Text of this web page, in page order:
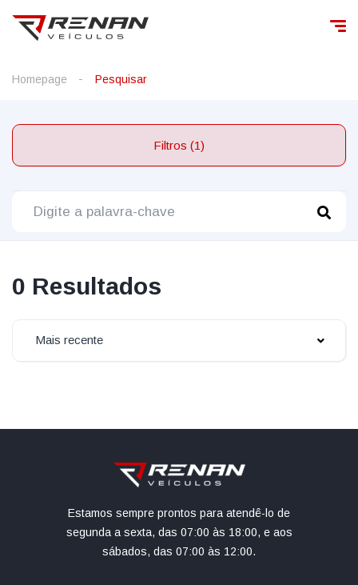
Homepage Pesquisar
Filtros (1)
0 Resultados
Mais recente
Estamos sempre prontos para atendê-lo de
segunda a sexta, das 07:00 às 18:00, e aos
sábados, das 07:00 às 12:00.